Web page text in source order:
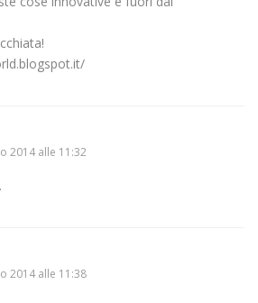
2014 alle 11:32
2014 alle 11:38